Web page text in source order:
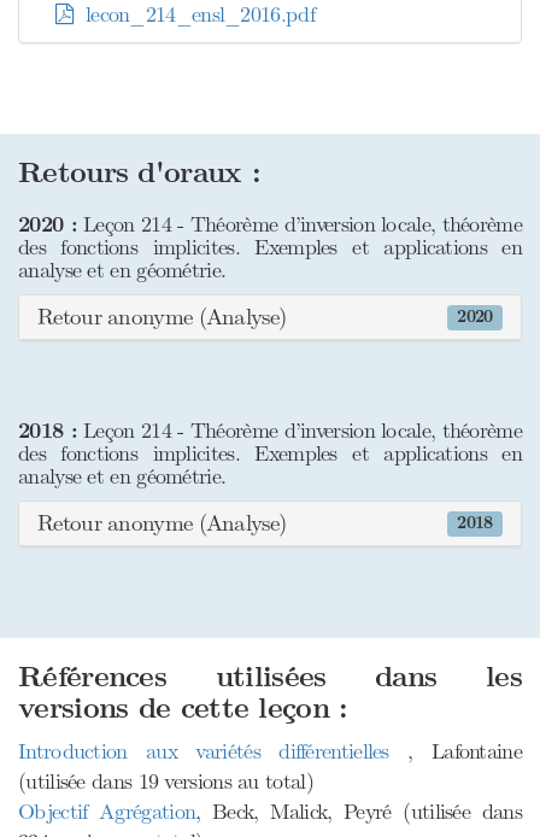
lecon_214_ensl_2016.pdf
Retours d'oraux :
2020 :Leçon 214 - Théorème d’inversion locale, théorème
des fonctions implicites. Exemples et applications en
analyse et en géométrie.
2020
Retour anonyme (Analyse)
2018 :Leçon 214 - Théorème d’inversion locale, théorème
des fonctions implicites. Exemples et applications en
analyse et en géométrie.
2018
Retour anonyme (Analyse)
Références utilisées dans les
versions de cette leçon :
Introduction aux variétés différentielles , Lafontaine
(utilisée dans 19 versions au total)
Objectif Agrégation, Beck, Malick, Peyré (utilisée dans